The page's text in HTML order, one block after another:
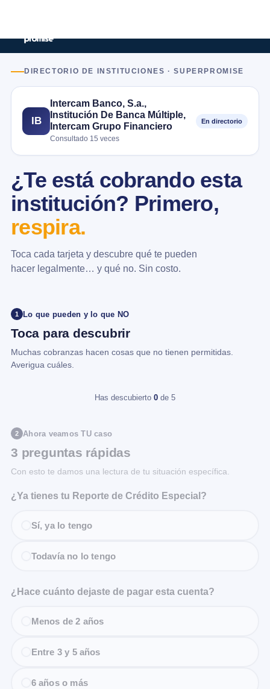
DIRECTORIO DE INSTITUCIONES · SUPERPROMISE
IB
Intercam Banco, S.a.,
Institución De Banca Múltiple,
Intercam Grupo Financiero
Consultado 15 veces
En directorio
¿Te está cobrando esta
institución? Primero,
respira.
Toca cada tarjeta y descubre qué te pueden
hacer legalmente… y qué no. Sin costo.
1 Lo que pueden y lo que NO
Toca para descubrir
Muchas cobranzas hacen cosas que no tienen permitidas.
Averigua cuáles.
Has descubierto 0 de 5
2 Ahora veamos TU caso
3 preguntas rápidas
Con esto te damos una lectura de tu situación específica.
¿Ya tienes tu Reporte de Crédito Especial?
Sí, ya lo tengo
Todavía no lo tengo
¿Hace cuánto dejaste de pagar esta cuenta?
Menos de 2 años
Entre 3 y 5 años
6 años o más